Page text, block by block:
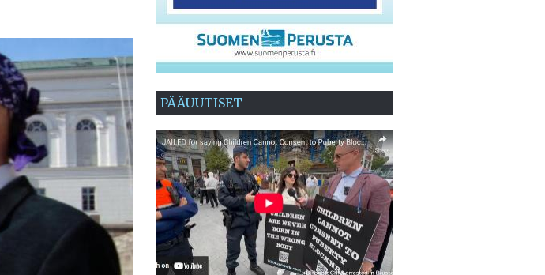
PÄÄUUTISET